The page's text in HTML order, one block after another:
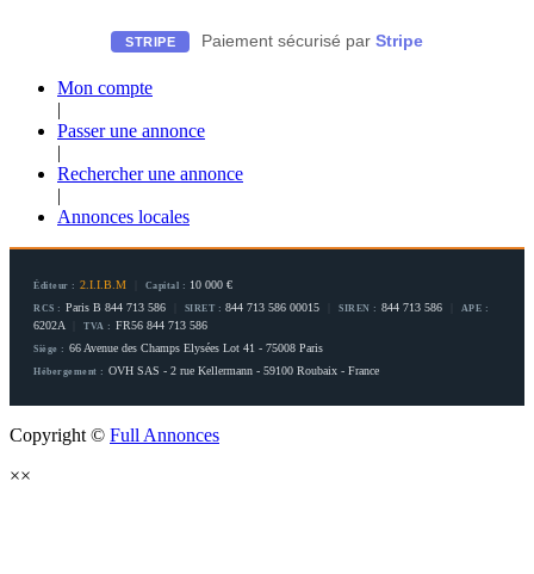
STRIPE Paiement sécurisé par Stripe
Mon compte
|
Passer une annonce
|
Rechercher une annonce
|
Annonces locales
Éditeur : 2.I.I.B.M Capital : 10 000 €
RCS : Paris B 844 713 586 SIRET : 844 713 586 00015 SIREN : 844 713 586 APE :
6202A TVA : FR56 844 713 586
Siège : 66 Avenue des Champs Elysées Lot 41 - 75008 Paris
Hébergement : OVH SAS - 2 rue Kellermann - 59100 Roubaix - France
Copyright © Full Annonces
××